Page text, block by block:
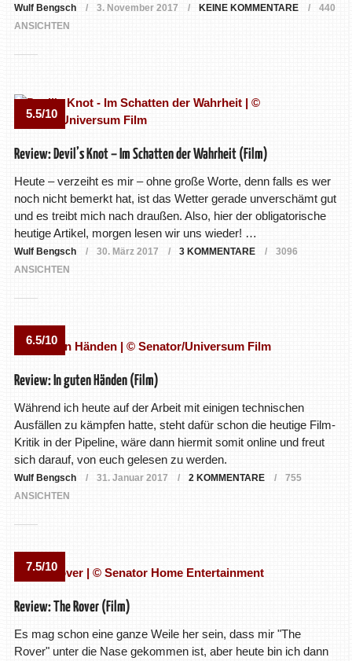
Wulf Bengsch 3. November 2017 KEINE KOMMENTARE
440
ANSICHTEN
5.5/10
Review: Devil’s Knot – Im Schatten der Wahrheit (Film)
Heute – verzeiht es mir – ohne große Worte, denn falls es wer
noch nicht bemerkt hat, ist das Wetter gerade unverschämt gut
und es treibt mich nach draußen. Also, hier der obligatorische
heutige Artikel, morgen lesen wir uns wieder! …
Wulf Bengsch 30. März 2017 3 KOMMENTARE
3096
ANSICHTEN
6.5/10
Review: In guten Händen (Film)
Während ich heute auf der Arbeit mit einigen technischen
Ausfällen zu kämpfen hatte, steht dafür schon die heutige Film-
Kritik in der Pipeline, wäre dann hiermit somit online und freut
sich darauf, von euch gelesen zu werden.
Wulf Bengsch 31. Januar 2017 2 KOMMENTARE
755
ANSICHTEN
7.5/10
Review: The Rover (Film)
Es mag schon eine ganze Weile her sein, dass mir "The
Rover" unter die Nase gekommen ist, aber heute bin ich dann